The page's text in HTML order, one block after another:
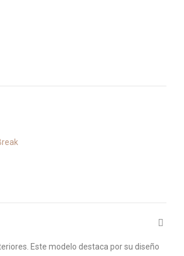
Este modelo destaca por su diseño